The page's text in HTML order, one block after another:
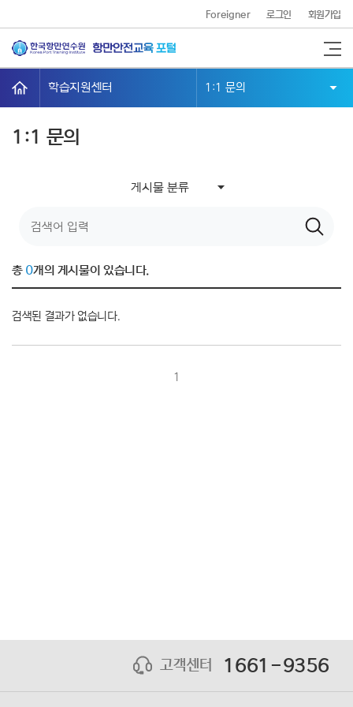
Foreigner 로그인 회원가입
학습지원센터
1:1 문의
총 0개의 게시물이 있습니다.
검색된 결과가 없습니다.
1
고객센터 1661-9356